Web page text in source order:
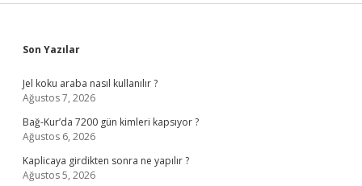
Sidebar
Son Yazılar
Jel koku araba nasıl kullanılır ?
Ağustos 7, 2026
Bağ-Kur’da 7200 gün kimleri kapsıyor ?
Ağustos 6, 2026
Kaplicaya girdikten sonra ne yapılır ?
Ağustos 5, 2026